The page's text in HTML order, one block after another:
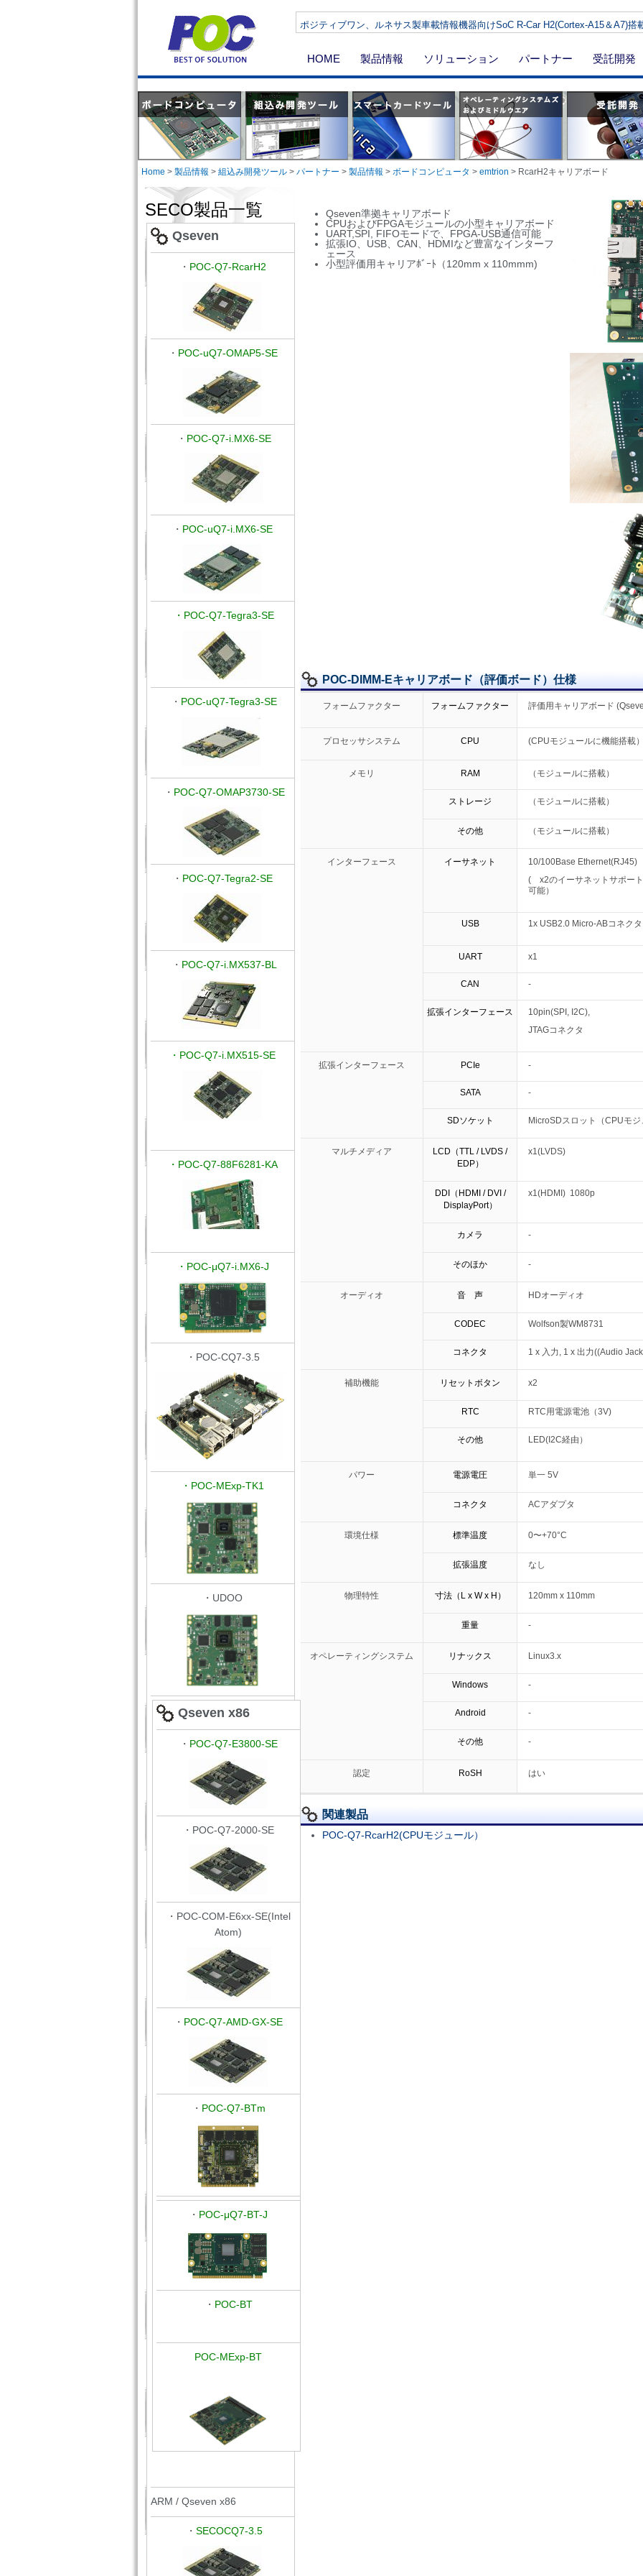
ポジティブワン、ルネサス製車載情報機器向けSoC R-Car H2(Cortex-A15＆A7)
HOME 製品情報 ソリューション パートナー 受託開発
Home > 製品情報 > 組込み開発ツール > パートナー > 製品情報 > ボードコンピュータ > emtrion > RcarH2キャリアボード
SECO製品一覧
Qseven
・ POC-Q7-RcarH2
・ POC-uQ7-OMAP5-SE
・ POC-Q7-i.MX6-SE
・ POC-uQ7-i.MX6-SE
・POC-Q7-Tegra3-SE
・ POC-uQ7-Tegra3-SE
・ POC-Q7-OMAP3730-SE
・ POC-Q7-Tegra2-SE
・ POC-Q7-i.MX537-BL
・POC-Q7-i.MX515-SE
・POC-Q7-88F6281-KA
・POC-μQ7-i.MX6-J
・POC-CQ7-3.5
・POC-MExp-TK1
・UDOO
Qseven x86
・ POC-Q7-E3800-SE
・POC-Q7-2000-SE
・POC-COM-E6xx-SE(Intel
Atom)
・ POC-Q7-AMD-GX-SE
・ POC-Q7-BTm
・ POC-μQ7-BT-J
・ POC-BT
POC-MExp-BT
ARM / Qseven x86
・ SECOCQ7-3.5
Qseven準拠キャリアボード
CPUおよびFPGAモジュールの小型キャリアボード
UART,SPI, FIFOモードで、FPGA-USB通信可能
拡張IO、USB、CAN、HDMIなど豊富なインターフ
ェース
小型評価用キャリアﾎﾞｰﾄ（120mm x 110mmm)
POC-DIMM-Eキャリアボード（評価ボード）仕様
フォームファクター フォームファクター 評価用キャリアボード
プロセッサシステム CPU (CPUモジュールに機能搭載
メモリ RAM （モジュールに搭載）
ストレージ （モジュールに搭載）
その他 （モジュールに搭載）
インターフェース イーサネット
10/100Base Ethernet(RJ45)
( x2のイーサネットサポー
可能）
USB 1x USB2.0 Micro-ABコネクタ
UART x1
CAN -
拡張インターフェース
10pin(SPI, I2C),
JTAGコネクタ
拡張インターフェース PCIe -
SATA -
SDソケット MicroSDスロット（CPUモジ
マルチメディア
LCD（TTL / LVDS /
EDP）
x1(LVDS)
DDI（HDMI / DVI /
DisplayPort）
x1(HDMI) 1080p
カメラ -
そのほか -
オーディオ 音 声 HDオーディオ
CODEC Wolfson製WM8731
コネクタ 1 x 入力, 1 x 出力((Audio
補助機能 リセットボタン x2
RTC RTC用電源電池（3V)
その他 LED(I2C経由）
パワー 電源電圧 単一 5V
コネクタ ACアダプタ
環境仕様 標準温度 0〜+70°C
拡張温度 なし
物理特性 寸法（L x W x H） 120mm x 110mm
重量 -
オペレーティングシステム リナックス Linux3.x
Windows -
Android -
その他 -
認定 RoSH はい
関連製品
POC-Q7-RcarH2(CPUモジュール）